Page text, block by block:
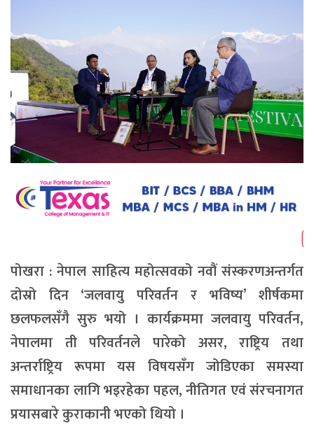
पोखरा : नेपाल साहित्य महोत्सवको नवौं संस्करणअन्तर्गत
दोस्रो दिन ‘जलवायु परिवर्तन र भविष्य’ शीर्षकमा
छलफलसँगै सुरु भयो । कार्यक्रममा जलवायु परिवर्तन,
नेपालमा ती परिवर्तनले पारेको असर, राष्ट्रिय तथा
अन्तर्राष्ट्रिय रूपमा यस विषयसँग जोडिएका समस्या
समाधानका लागि भइरहेका पहल, नीतिगत एवं संरचनागत
प्रयासबारे कुराकानी भएको थियो ।